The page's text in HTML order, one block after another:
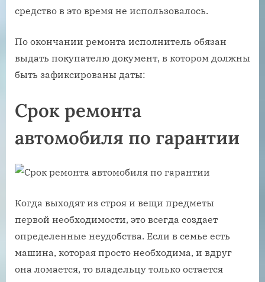
средство в это время не использовалось.
По окончании ремонта исполнитель обязан
выдать покупателю документ, в котором должны
быть зафиксированы даты:
Срок ремонта
автомобиля по гарантии
Когда выходят из строя и вещи предметы
первой необходимости, это всегда создает
определенные неудобства. Если в семье есть
машина, которая просто необходима, и вдруг
она ломается, то владельцу только остается